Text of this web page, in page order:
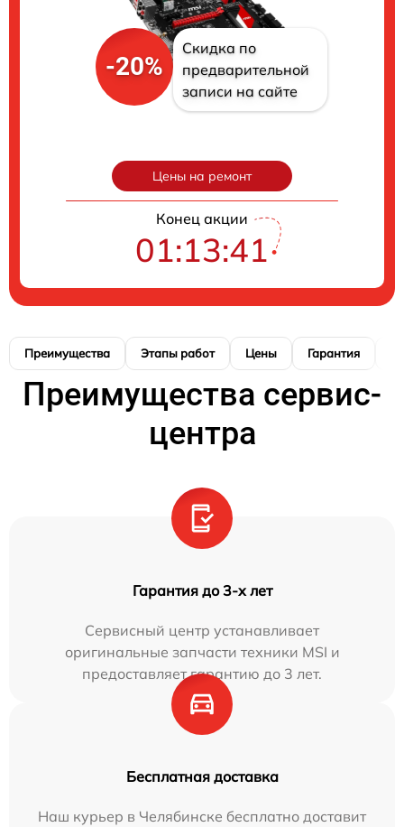
-20%
Скидка по
предварительной
записи на сайте
Цены на ремонт
Конец акции
01:13:40
Преимущества Этапы работ Цены Гарантия
Преимущества сервис-
центра
Гарантия до 3-х лет
Сервисный центр устанавливает
оригинальные запчасти техники MSI и
предоставляет гарантию до 3 лет.
Бесплатная доставка
Наш курьер в Челябинске бесплатно доставит